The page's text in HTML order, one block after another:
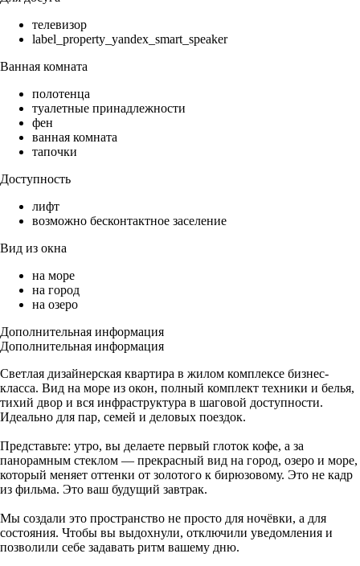
телевизор
label_property_yandex_smart_speaker
Ванная комната
полотенца
туалетные принадлежности
фен
ванная комната
тапочки
Доступность
лифт
возможно бесконтактное заселение
Вид из окна
на море
на город
на озеро
Дополнительная информация
Дополнительная информация
Светлая дизайнерская квартира в жилом комплексе бизнес-
класса. Вид на море из окон, полный комплект техники и белья,
тихий двор и вся инфраструктура в шаговой доступности.
Идеально для пар, семей и деловых поездок.
Представьте: утро, вы делаете первый глоток кофе, а за
панорамным стеклом — прекрасный вид на город, озеро и море,
который меняет оттенки от золотого к бирюзовому. Это не кадр
из фильма. Это ваш будущий завтрак.
Мы создали это пространство не просто для ночёвки, а для
состояния. Чтобы вы выдохнули, отключили уведомления и
позволили себе задавать ритм вашему дню.